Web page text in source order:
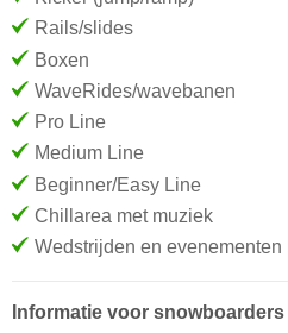
Rails/slides
Boxen
WaveRides/wavebanen
Pro Line
Medium Line
Beginner/Easy Line
Chillarea met muziek
Wedstrijden en evenementen
Informatie voor snowboarders